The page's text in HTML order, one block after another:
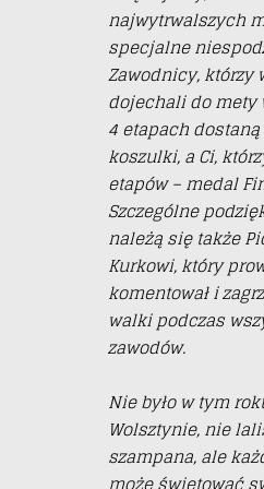
najwytrwalszych
specjalne
Zawodnicy, którzy
dojechali do
4 etapach
koszulki, a Ci,
etapów – medal
Szczególne
należą się także
Kurkowi, który
komentował i
walki podczas
zawodów.
Nie było w tym
Wolsztynie, nie
szampana, ale